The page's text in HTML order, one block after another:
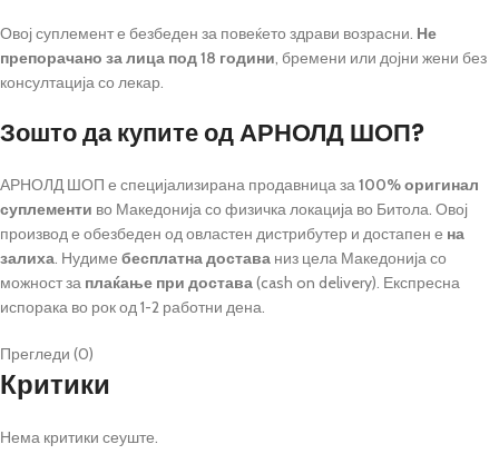
Овој суплемент е безбеден за повеќето здрави возрасни. Не
препорачано за лица под 18 години, бремени или дојни жени без
консултација со лекар.
Зошто да купите од АРНОЛД ШОП?
АРНОЛД ШОП е специјализирана продавница за100% оригинал
суплементи во Македонија со физичка локација во Битола. Овој
производ е обезбеден од овластен дистрибутер и достапен е на
залиха. Нудиме бесплатна достава низ цела Македонија со
можност за плаќање при достава(cash on delivery). Експресна
испорака во рок од 1-2 работни дена.
Прегледи (0)
Критики
Нема критики сеуште.